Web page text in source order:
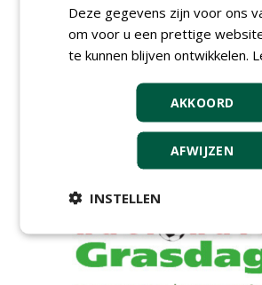
06-08-2026, Ven
Groeiplaats
Boominspecteur bij
30-07-2026, Schalkwijk
meer Groene Banen
Deze gegevens zijn voor ons
om voor u een prettige
te kunnen blijven ontwikkelen.
AKKOORD
AFWIJZEN
INSTELLEN